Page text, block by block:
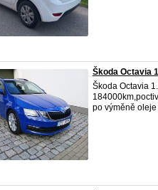
Škoda Octavia
Škoda Octavia
po výměně